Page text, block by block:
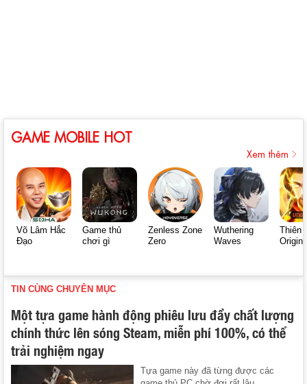
GAME MOBILE HOT
Xem thêm
Võ Lâm Hắc
Đạo
Game thủ
chơi gì
Zenless Zone
Zero
Wuthering
Waves
Thiên
Origin
TIN CÙNG CHUYÊN MỤC
Một tựa game hành động phiêu lưu đầy chất lượng
chính thức lên sóng Steam, miễn phí 100%, có thể
trải nghiệm ngay
Tựa game này đã từng được các